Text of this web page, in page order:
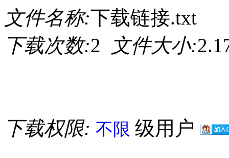
文件名称:下载链接.txt
下载次数:2 文件大小:
下载权限: 不限 级用户